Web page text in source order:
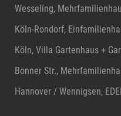
Wesseling,
Köln-Rondorf,
Köln, Villa Gartenhaus +
Bonner Str.,
Hannover / Wennigsen,